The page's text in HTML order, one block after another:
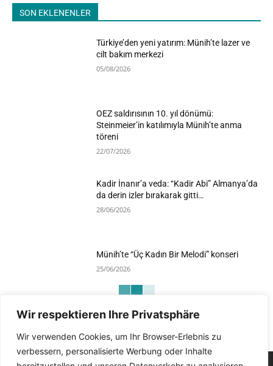
Wir respektieren Ihre Privatsphäre
Wir verwenden Cookies, um Ihr Browser-Erlebnis zu
verbessern, personalisierte Werbung oder Inhalte
SON EKLENENLER
Türkiye’den yeni yatırım: Münih’te lazer ve
cilt bakım merkezi
05/08/2026
OEZ saldırısının 10. yıl dönümü:
Steinmeier’in katılımıyla Münih’te anma
töreni
22/07/2026
Kadir İnanır’a veda: “Kadir Abi” Almanya’da
da derin izler bırakarak gitti…
28/06/2026
Münih’te “Üç Kadın Bir Melodi” konseri
25/06/2026
Devamını Göster